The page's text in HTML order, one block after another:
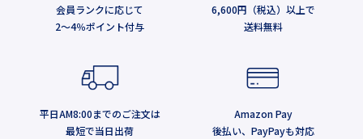
会員ランクに応じて
2～4％ポイント付与
6,600円（税込）以上で
送料無料
平日AM8:00までのご注文は
最短で当日出荷
Amazon Pay
後払い、PayPayも対応